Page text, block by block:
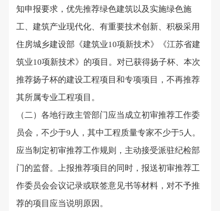
知申报要求，优先推荐绿色建筑以及实施绿色施
工、建筑产业现代化、有重要技术创新、积极采用
住房城乡建设部《建筑业10项新技术》《江苏省建
筑业10项新技术》的项目。对已获得扬子杯、本次
推荐扬子杯的建设工程项目和专项项目，不再推荐
其所属专业工程项目。
（二）各地行政主管部门应当成立初审推荐工作委
员会，不少于9 人，其中工程质量专家不少于5 人。
应当制定初审推荐工作规则，主动接受派驻纪检部
门的监督。上报推荐项目的同时，报送初审推荐工
作委员会会议记录或联签意见书等材料，对不予推
荐的项目应当说明原因。